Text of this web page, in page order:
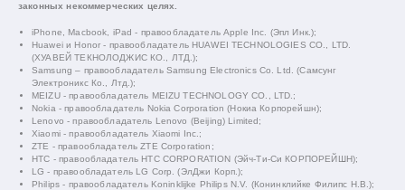
законных некоммерческих целях.
iPhone, Macbook, iPad - правообладатель Apple Inc. (Эпл Инк.);
Huawei и Honor - правообладатель HUAWEI TECHNOLOGIES CO., LTD.
(ХУАВЕЙ ТЕКНОЛОДЖИС КО., ЛТД.);
Samsung – правообладатель Samsung Electronics Co. Ltd. (Самсунг
Электроникс Ко., Лтд.);
MEIZU - правообладатель MEIZU TECHNOLOGY CO., LTD.;
Nokia - правообладатель Nokia Corporation (Нокиа Корпорейшн);
Lenovo - правообладатель Lenovo (Beijing) Limited;
Xiaomi - правообладатель Xiaomi Inc.;
ZTE - правообладатель ZTE Corporation;
HTC - правообладатель HTC CORPORATION (Эйч-Ти-Си КОРПОРЕЙШН);
LG - правообладатель LG Corp. (ЭлДжи Корп.);
Philips - правообладатель Koninklijke Philips N.V. (Конинклийке Филипс Н.В.);